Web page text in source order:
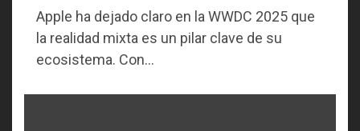
Apple ha dejado claro en la WWDC 2025 que
la realidad mixta es un pilar clave de su
ecosistema. Con...